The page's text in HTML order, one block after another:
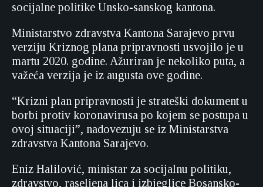
socijalne politike Unsko-sanskog kantona.
Ministarstvo zdravstva Kantona Sarajevo prvu
verziju Kriznog plana pripravnosti usvojilo je u
martu 2020. godine. Ažuriran je nekoliko puta, a
važeća verzija je iz augusta ove godine.
“Krizni plan pripravnosti je strateški dokument u
borbi protiv koronavirusa po kojem se postupa u
ovoj situaciji”, nadovezuju se iz Ministarstva
zdravstva Kantona Sarajevo.
Eniz Halilović, ministar za socijalnu politiku,
zdravstvo, raseljena lica i izbjeglice Bosansko-